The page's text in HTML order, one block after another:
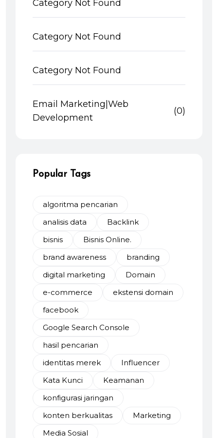
Category Not Found
Category Not Found
Category Not Found
Email Marketing|Web
Development
(0)
Popular Tags
algoritma pencarian
analisis data
Backlink
bisnis
Bisnis Online.
brand awareness
branding
digital marketing
Domain
e-commerce
ekstensi domain
facebook
Google Search Console
hasil pencarian
identitas merek
Influencer
Kata Kunci
Keamanan
konfigurasi jaringan
konten berkualitas
Marketing
Media Sosial